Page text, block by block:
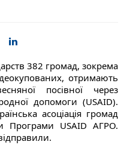
382 громад, зокрема
отримають
посівної через
допомоги (USAID).
асоціація громад
Програми USAID АГРО.